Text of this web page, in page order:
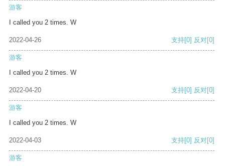
游客
I called you 2 times. W
2022-04-26 支持[0] 反对[0]
游客
I called you 2 times. W
2022-04-20 支持[0] 反对[0]
游客
I called you 2 times. W
2022-04-03 支持[0] 反对[0]
游客